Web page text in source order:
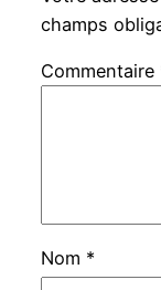
champs
Commentaire
Nom *